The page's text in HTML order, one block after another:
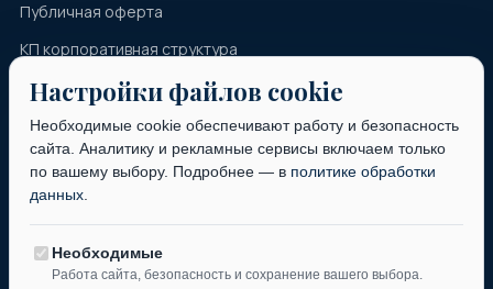
Публичная оферта
КП корпоративная структура
КП налоговый инжиниринг
КП комплексное
Коммерческое предложение
+7 (995) 597-20-20
Настройки файлов cookie
Необходимые cookie обеспечивают работу и безопасность
сайта. Аналитику и рекламные сервисы включаем только
по вашему выбору. Подробнее — в политике обработки
данных
Необходимые
Работа сайта, безопасность и сохранение вашего выбора.